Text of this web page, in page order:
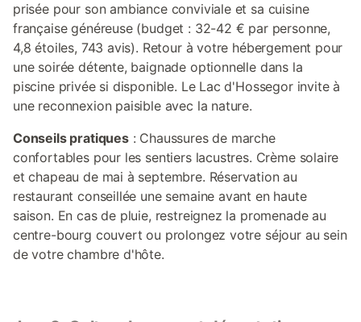
prisée pour son ambiance conviviale et sa cuisine
française généreuse (budget : 32-42 € par personne,
4,8 étoiles, 743 avis). Retour à votre hébergement pour
une soirée détente, baignade optionnelle dans la
piscine privée si disponible. Le Lac d'Hossegor invite à
une reconnexion paisible avec la nature.
Conseils pratiques: Chaussures de marche
confortables pour les sentiers lacustres. Crème solaire
et chapeau de mai à septembre. Réservation au
restaurant conseillée une semaine avant en haute
saison. En cas de pluie, restreignez la promenade au
centre-bourg couvert ou prolongez votre séjour au sein
de votre chambre d'hôte.